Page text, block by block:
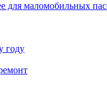
для маломобильных
году